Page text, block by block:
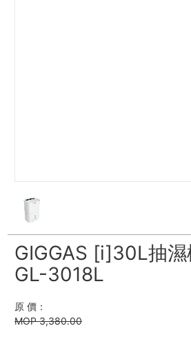
GIGGAS [i]30L抽
GL-3018L
原 價：
MOP 3,380.00